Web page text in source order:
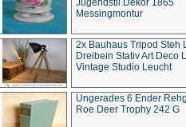
Jugendstil Dekor 1865
Messingmontur
2x Bauhaus Tripod Steh
Dreibein Stativ Art Deco
Vintage Studio Leucht
Ungerades 6 Ender
Roe Deer Trophy 242 G